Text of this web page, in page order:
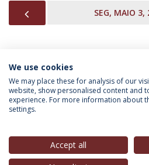
SEG, MAIO 3,
INFORMAÇÃO PARA
We use cookies
We may place these for analysis of our
website, show personalised content and
experience. For more information about
settings.
Accept all